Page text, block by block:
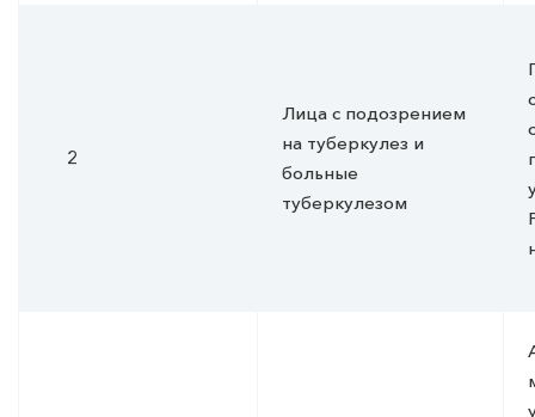
2
Лица с подозрением
на туберкулез и
больные
туберкулезом